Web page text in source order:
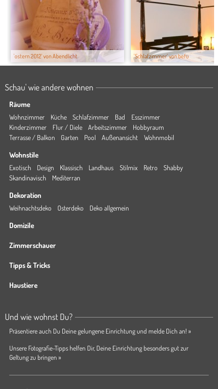
'ostern 2012' von Abendlicht 'Schlafzimmer' von befu
Schau' wie andere wohnen
Räume
Wohnzimmer Küche Schlafzimmer Bad
Esszimmer
Kinderzimmer
Flur / Diele Arbeitszimmer
Hobbyraum
Terrasse / Balkon
Garten Pool Außenansicht Wohnmobil
Wohnstile
Exotisch Design Klassisch Landhaus Stilmix Retro
Shabby
Skandinavisch
Mediterran
Dekoration
Weihnachtsdeko Osterdeko Deko allgemein
Domizile
Zimmerschauer
Tipps & Tricks
Haustiere
Und wie wohnst Du?
Präsentiere auch Du Deine gelungene Einrichtung und melde Dich an! »
Unsere Fotografie-Tipps helfen Dir, Deine Einrichtung besonders gut zur
Geltung zu bringen »